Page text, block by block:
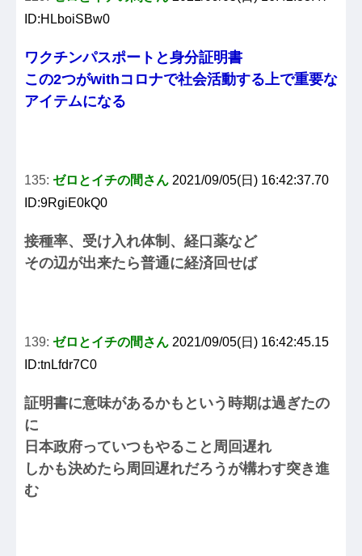
ID:HLboiSBw0
ワクチンパスポートと身分証明書
この2つがwithコロナで社会活動する上で重要な
アイテムになる
135: ゼロとイチの間さん 2021/09/05(日) 16:42:37.70
ID:9RgiE0kQ0
接種率、受け入れ体制、経口薬など
その辺が出来たら普通に経済回せば
139: ゼロとイチの間さん 2021/09/05(日) 16:42:45.15
ID:tnLfdr7C0
証明書に意味があるかもという時期は過ぎたの
に
日本政府っていつもやること周回遅れ
しかも決めたら周回遅れだろうが構わす突き進
む